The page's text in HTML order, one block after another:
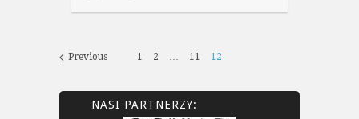
Previous 1 2 … 11 12
NASI PARTNERZY: